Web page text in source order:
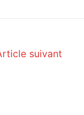
suivant